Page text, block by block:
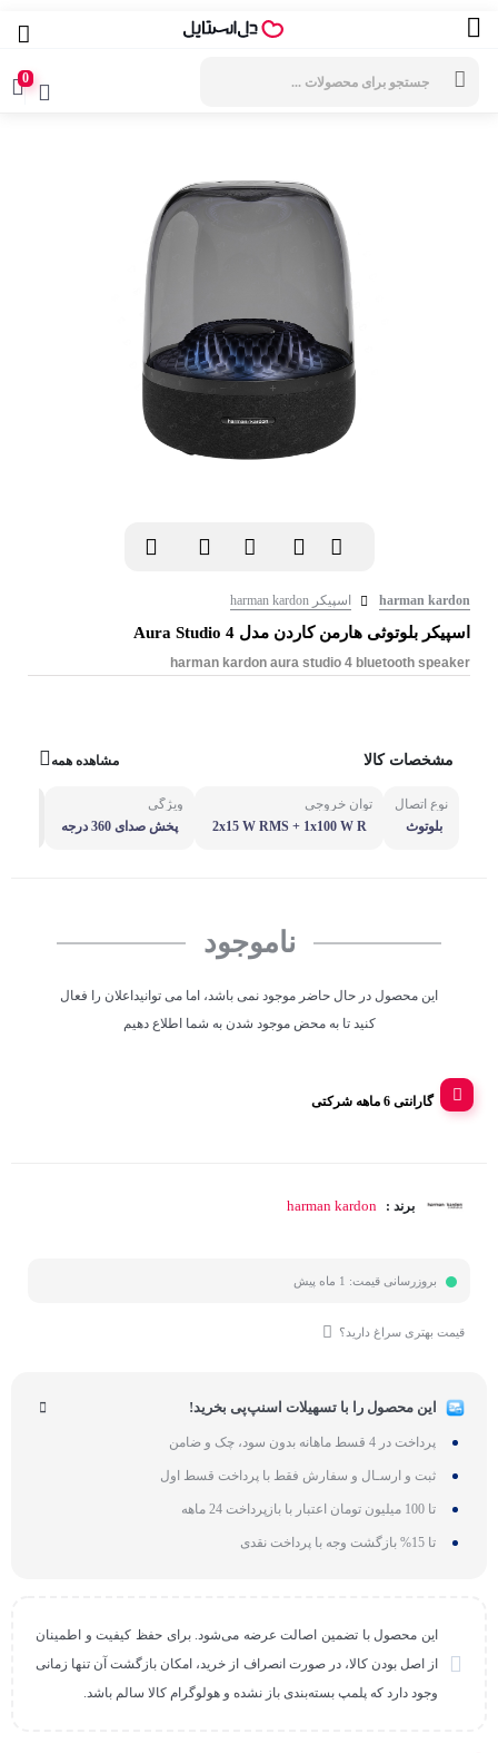
0
harman kardon اسپیکر harman kardon
اسپیکر بلوتوثی هارمن کاردن مدل Aura Studio 4
harman kardon aura studio 4 bluetooth speaker
مشخصات کالا مشاهده همه
نوع اتصال
بلوتوث
توان خروجی
2x15 W RMS + 1x100 W R
ویژگی
پخش صدای 360 درجه
ناموجود
این محصول در حال حاضر موجود نمی باشد، اما می توانیداعلان را فعال
کنید تا به محض موجود شدن به شما اطلاع دهیم
گارانتی 6 ماهه شرکتی
برند : harman kardon
بروزرسانی قیمت: 1 ماه پیش
قیمت بهتری سراغ دارید؟
این محصول را با تسهیلات اسنپ‌پی بخرید!
پرداخت در 4 قسط ماهانه بدون سود، چک و ضامن
ثبت و ارسـال و سفارش فقط با پرداخت قسط اول
تا 100 میلیون تومان اعتبار با بازپرداخت 24 ماهه
تا 15% بازگشت وجه با پرداخت نقدی
این محصول با تضمین اصالت عرضه می‌شود. برای حفظ کیفیت و اطمینان
از اصل بودن کالا، در صورت انصراف از خرید، امکان بازگشت آن تنها زمانی
وجود دارد که پلمپ بسته‌بندی باز نشده و هولوگرام کالا سالم باشد.